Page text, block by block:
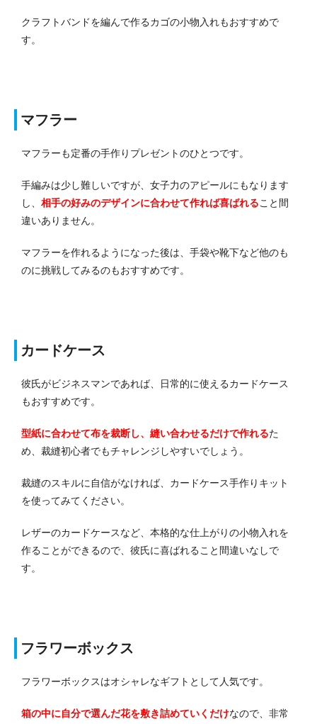
クラフトバンドを編んで作るカゴの小物入れもおすすめで
す。
マフラー
マフラーも定番の手作りプレゼントのひとつです。
手編みは少し難しいですが、女子力のアピールにもなります
し、 相手の好みのデザインに合わせて作れば喜ばれること間
違いありません。
マフラーを作れるようになった後は、手袋や靴下など他のも
のに挑戦してみるのもおすすめです。
カードケース
彼氏がビジネスマンであれば、日常的に使えるカードケース
もおすすめです。
型紙に合わせて布を裁断し、縫い合わせるだけで作れるた
め、裁縫初心者でもチャレンジしやすいでしょう。
裁縫のスキルに自信がなければ、カードケース手作りキット
を使ってみてください。
レザーのカードケースなど、本格的な仕上がりの小物入れを
作ることができるので、彼氏に喜ばれること間違いなしで
す。
フラワーボックス
フラワーボックスはオシャレなギフトとして人気です。
箱の中に自分で選んだ花を敷き詰めていくだけなので、非常